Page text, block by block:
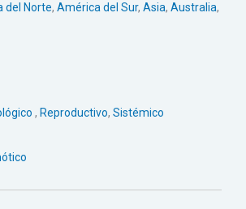
del Norte, América del Sur, Asia, Australia,
, Reproductivo, Sistémico